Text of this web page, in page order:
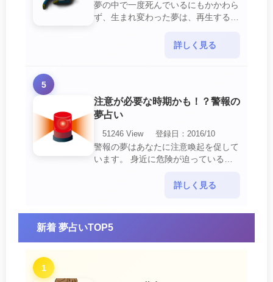
夢の中で一度死んでいるにもかかわら
ず、生まれ変わった夢は、再生する夢
あなたに関するすべての運気が上昇し
詳しく見る
5
注意が必要な時期かも！？警報の
夢占い
51246 View
登録日：2016/10
警報の夢はあなたに注意喚起を促して
います。 身近に危険が迫っている暗
て危機を回避する事が必要です。 ま
詳しく見る
新着 夢占いTOP5
1